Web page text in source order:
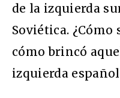
de la izquierda
Soviética.
cómo brincó
izquierda